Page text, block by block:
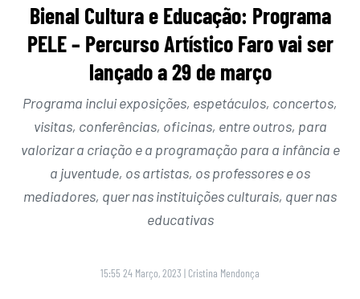
Bienal Cultura e Educação: Programa
PELE – Percurso Artístico Faro vai ser
lançado a 29 de março
Programa inclui exposições, espetáculos, concertos,
visitas, conferências, oficinas, entre outros, para
valorizar a criação e a programação para a infância e
a juventude, os artistas, os professores e os
mediadores, quer nas instituições culturais, quer nas
educativas
15:55 24 Março, 2023 | Cristina Mendonça